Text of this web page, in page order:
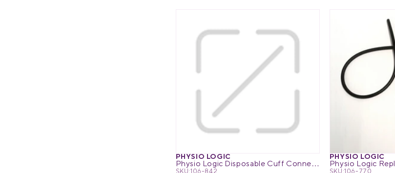
PHYSIO LOGIC
Physio Logic Disposable Cuff Connector
SKU:106-842
PHYSIO LOGIC
SKU:106-770